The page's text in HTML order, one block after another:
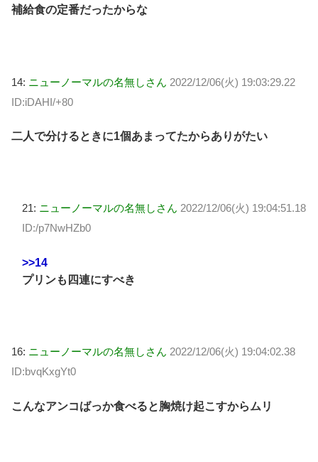
補給食の定番だったからな
14: ニューノーマルの名無しさん 2022/12/06(火) 19:03:29.22
ID:iDAHI/+80
二人で分けるときに1個あまってたからありがたい
21: ニューノーマルの名無しさん 2022/12/06(火) 19:04:51.18
ID:/p7NwHZb0
>>14
プリンも四連にすべき
16: ニューノーマルの名無しさん 2022/12/06(火) 19:04:02.38
ID:bvqKxgYt0
こんなアンコばっか食べると胸焼け起こすからムリ